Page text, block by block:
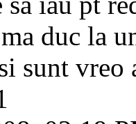
duc la
sunt